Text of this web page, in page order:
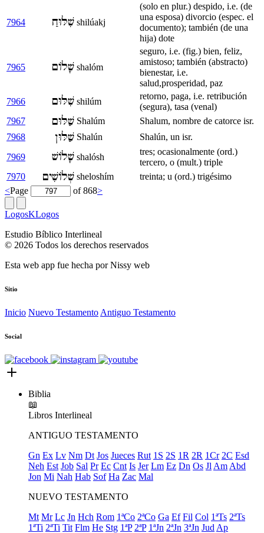
7964 שִׁלּוּחַ shilúakj
(solo en plur.) despido, i.e. (de
una esposa) divorcio (espec. el
documento); también (de una
hija) dote
7965 שָׁלוֹם shalóm
seguro, i.e. (fig.) bien, feliz,
amistoso; también (abstracto)
bienestar, i.e.
salud,prosperidad, paz
7966
שִׁלּוּם shilúm
retorno, paga, i.e. retribución
(segura), tasa (venal)
7967
שַׁלּוּם Shalúm
Shalum, nombre de catorce isr.
7968
שַׁלּוּן Shalún
Shalún, un isr.
7969
שָׁלוֹשׁ shalósh
tres; ocasionalmente (ord.)
tercero, o (mult.) triple
7970
שְׁלוֹשִׁים sheloshím
treinta; u (ord.) trigésimo
<Page of 868>
LogosKLogos
Estudio Bíblico Interlineal
© 2026 Todos los derechos reservados
Esta web app fue hecha porNissy web
Sitio
Inicio Nuevo Testamento Antiguo Testamento
Social
Biblia
📖
Libros Interlineal
ANTIGUO TESTAMENTO
Gn Ex Lv Nm Dt Jos Jueces Rut 1S 2S 1R 2R 1Cr 2C Esd
Neh Est Job Sal Pr Ec Cnt Is Jer Lm Ez Dn Os Jl Am Abd
Jon Mi Nah Hab Sof Ha Zac Mal
NUEVO TESTAMENTO
Mt Mr Lc Jn Hch Rom 1ªCo 2ªCo Ga Ef Fil Col 1ªTs 2ªTs
1ªTi 2ªTi Tit Flm He Stg 1ªP 2ªP 1ªJn 2ªJn 3ªJn Jud Ap